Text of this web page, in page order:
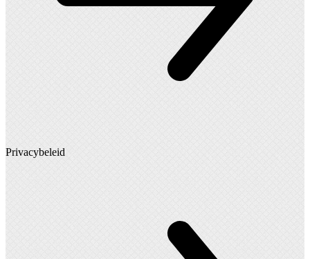
Privacybeleid